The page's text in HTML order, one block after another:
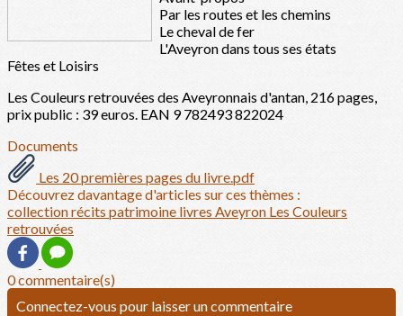
Par les routes et les chemins
Le cheval de fer
L'Aveyron dans tous ses états
Fêtes et Loisirs
Les Couleurs retrouvées des Aveyronnais d'antan, 216 pages,
prix public : 39 euros. EAN 9 782493 822024
Documents
Les 20 premières pages du livre.pdf
Découvrez davantage d'articles sur ces thèmes :
collectionrécits patrimoine livres Aveyron Les Couleurs
retrouvées
0 commentaire(s)
Connectez-vous pour laisser un commentaire